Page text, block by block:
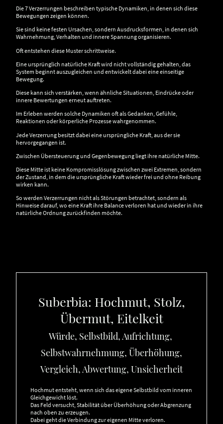
Die 7 Verzerrungen beschreiben typische Dynamiken, in denen sich diese
Bewegungen zeigen können.
Sie sind keine festen Ursachen, sondern Ausdrucksformen, in denen sich
Wahrnehmung, Verhalten und innere Spannung organisieren.
Oft entstehen diese Muster schrittweise.
Eine ursprünglich natürliche Kraft wird nicht vollständig gehalten, das
System beginnt auszugleichen und entwickelt dabei eine einseitige
Bewegung.
Diese kann sich verstärken, wenn ähnliche Situationen, Eindrücke oder
innere Bewertungen erneut auftreten.
Im Erleben werden solche Dynamiken oft als Gedanken, Gefühle,
Reaktionen oder körperliche Prozesse wahrgenommen.
Jede Verzerrung besitzt dabei eine ursprüngliche Kraft, aus der sie
hervorgegangen ist.
Zwischen Übersteuerung und Gegenbewegung liegt ihre natürliche Mitte.
Diese Mitte ist keine Kompromisslösung zwischen zwei Extremen, sondern
der Zustand, in dem die ursprüngliche Kraft wieder frei und ohne Reibung
wirken kann.
So werden Verzerrungen nicht als Störungen betrachtet, sondern als
Hinweise darauf, wo eine Kraft ihre Balance verloren hat und wieder in ihre
natürliche Ordnung zurückfinden möchte.
Suberbia: Hochmut, Stolz,
Übermut, Eitelkeit
Würde, Selbstbild, Aufrichtung,
Selbstwahrnehmung, Überhöhung,
Vergleich, Abwertung, Unsicherheit
Hochmut entsteht, wenn sich das eigene Selbstbild vom inneren
Gleichgewicht löst.
Das Feld versucht, Stabilität über Überhöhung oder Abgrenzung
nach oben zu erzeugen.
Dabei geht die Verbindung zur eigenen Mitte verloren.